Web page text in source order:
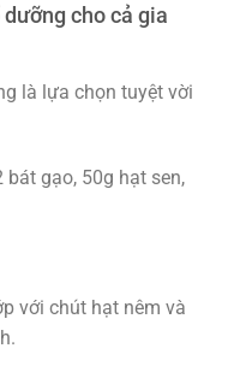
cho cả gia
là lựa chọn tuyệt vời
gạo, 50g hạt sen,
với chút hạt nêm và